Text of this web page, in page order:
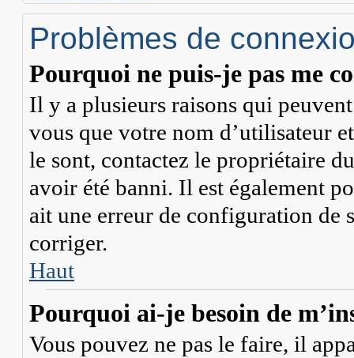
Problèmes de
Pourquoi ne puis-je pas me
Il y a plusieurs raisons qui
vous que votre nom d’utilisateur
le sont, contactez le propriétaire
avoir été banni. Il est également
ait une erreur de configuration de
corriger.
Haut
Pourquoi ai-je besoin de
Vous pouvez ne pas le faire, il